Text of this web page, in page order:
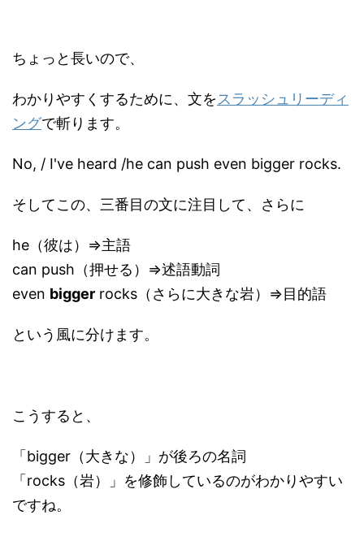
ちょっと長いので、
わかりやすくするために、文をスラッシュリーディ
ングで斬ります。
No, / I've heard /he can push even bigger rocks.
そしてこの、三番目の文に注目して、さらに
he（彼は）⇒主語
can push（押せる）⇒述語動詞
even bigger rocks（さらに大きな岩）⇒目的語
という風に分けます。
こうすると、
「bigger（大きな）」が後ろの名詞
「rocks（岩）」を修飾しているのがわかりやすい
ですね。